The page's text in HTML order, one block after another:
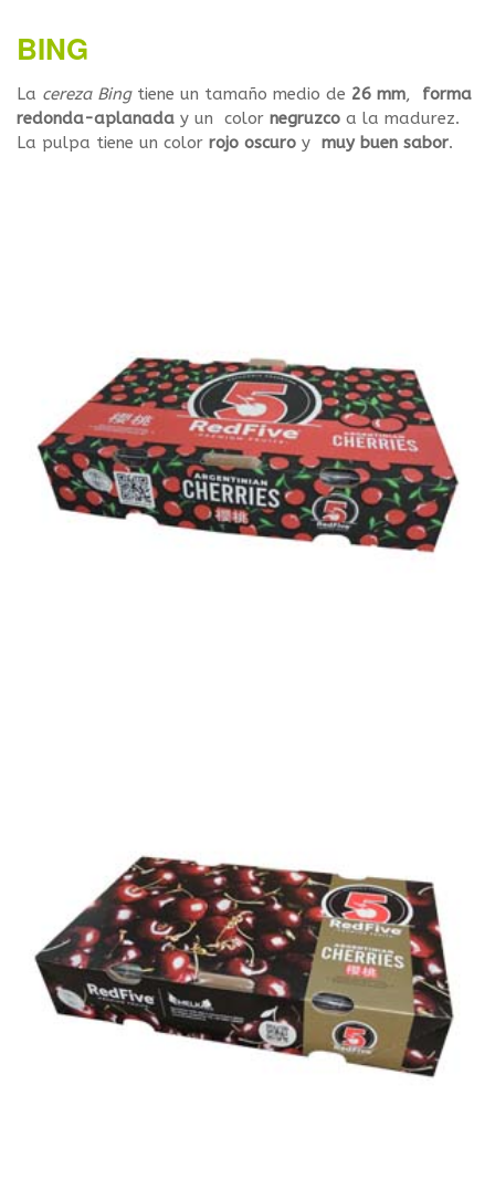
BING
La cereza Bingtiene un tamaño medio de 26 mm, forma
redonda-aplanada y un color negruzco a la madurez.
La pulpa tiene un color rojo oscuro y muy buen sabor.